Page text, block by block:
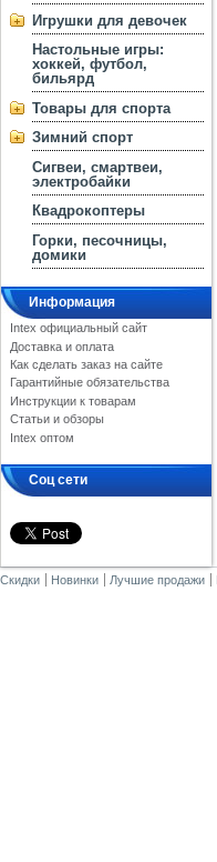
Игрушки для девочек
Настольные игры:
хоккей, футбол,
бильярд
Товары для спорта
Зимний спорт
Сигвеи, смартвеи,
электробайки
Квадрокоптеры
Горки, песочницы,
домики
Информация
Intex официальный сайт
Доставка и оплата
Как сделать заказ на сайте
Гарантийные обязательства
Инструкции к товарам
Статьи и обзоры
Intex оптом
Соц сети
Скидки Новинки Лучшие продажи